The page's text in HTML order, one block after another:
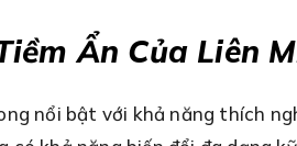
Ẩn Của Liên
nổi bật với khả năng thích